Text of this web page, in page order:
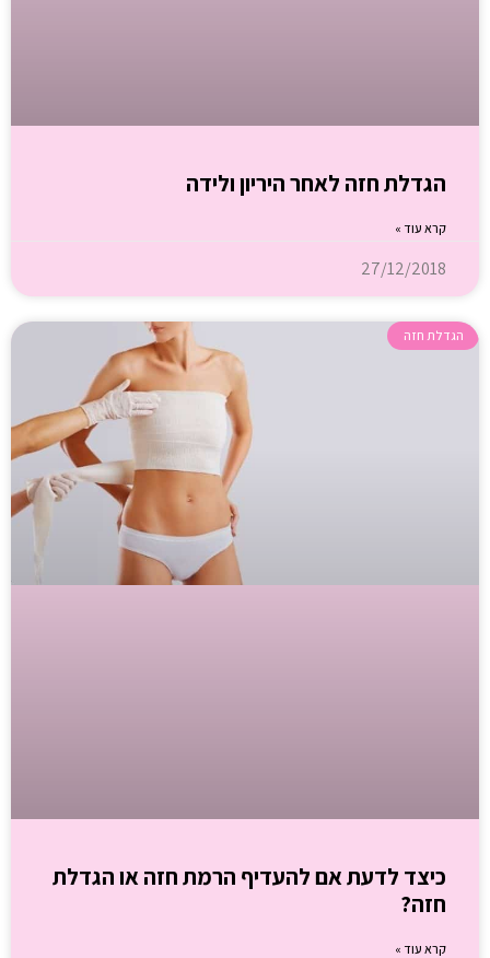
הגדלת חזה לאחר היריון ולידה
קרא עוד »
27/12/2018
הגדלת חזה
כיצד לדעת אם להעדיף הרמת חזה או הגדלת
חזה?
קרא עוד »